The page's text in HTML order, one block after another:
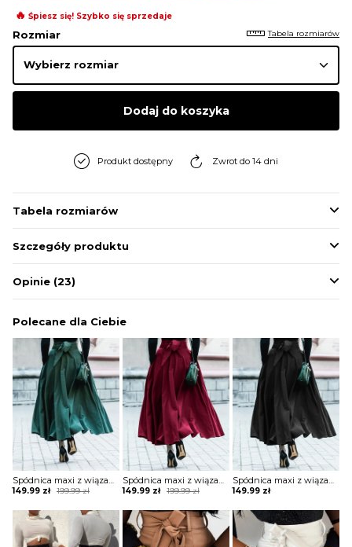
MARYNARKI
BIELIZNA
🔥 Śpiesz się! Szybko się sprzedaje
Rozmiar Tabela rozmiarów
Dodaj do koszyka
Produkt dostępny Zwrot do 14 dni
Tabela rozmiarów
Szczegóły produktu
Opinie (23)
Polecane dla Ciebie
Spódnica maxi z wiązaniem wysokim stanem Ronda
199.99zł
Original
was:
199.99 zł.
149.99 zł
Current
is:
149.99 zł.
Spódnica maxi z wiązaniem wysokim stanem Ronda
199.99zł
Original
was:
199.99 zł.
149.99 zł
Current
is:
149.99 zł.
Spódnica maxi z wiązaniem wysokim stanem Ronda
149.99 zł